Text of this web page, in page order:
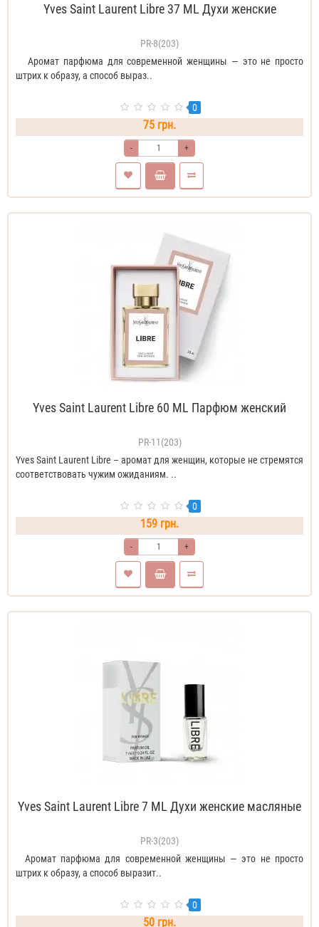
Yves Saint Laurent Libre 37 ML Духи женские
PR-8(203)
Аромат парфюма для современной женщины — это не просто
штрих к образу, а способ выраз..
0
75 грн.
- +
Yves Saint Laurent Libre 60 ML Парфюм женский
PR-11(203)
Yves Saint Laurent Libre – аромат для женщин, которые не стремятся
соответствовать чужим ожиданиям. ..
0
159 грн.
- +
Yves Saint Laurent Libre 7 ML Духи женские масляные
PR-3(203)
Аромат парфюма для современной женщины — это не просто
штрих к образу, а способ выразит..
0
50 грн.